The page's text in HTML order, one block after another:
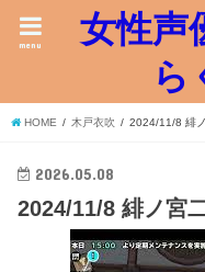
女性声
ら
menu
HOME 木戸衣吹 2024/11/8 緋
2026.05.08
2024/11/8 緋ノ宮